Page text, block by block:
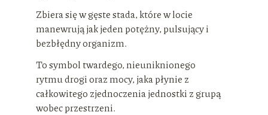
Zbiera się w gęste stada, które w locie
manewrują jak jeden potężny, pulsujący i
bezbłędny organizm.
To symbol twardego, nieuniknionego
rytmu drogi oraz mocy, jaka płynie z
całkowitego zjednoczenia jednostki z grupą
wobec przestrzeni.